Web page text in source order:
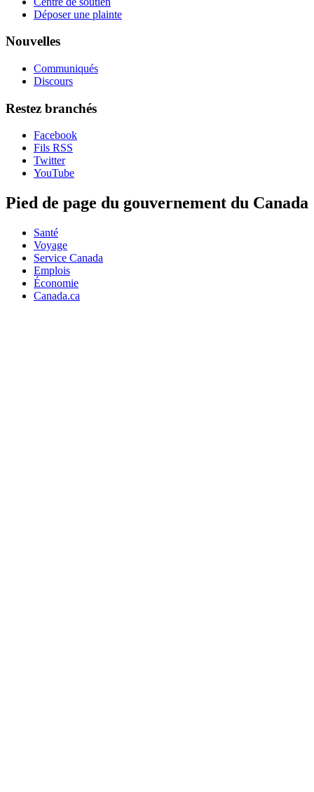
Déposer une plainte
Nouvelles
Communiqués
Discours
Restez branchés
Facebook
Fils RSS
Twitter
YouTube
Pied de page du gouvernement du Canada
Santé
Voyage
Service Canada
Emplois
Économie
Canada.ca